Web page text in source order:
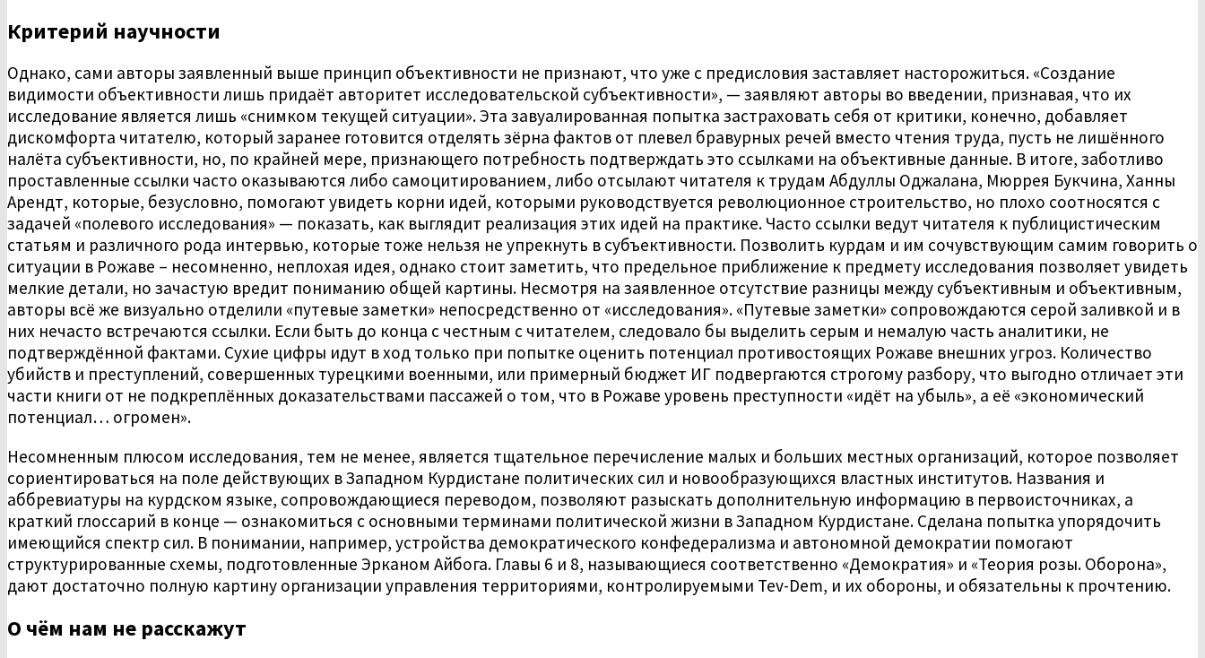
Критерий научности
Однако, сами авторы заявленный выше принцип объективности не признают, что уже с предисловия заставляет насторожиться. «Создание
видимости объективности лишь придаёт авторитет исследовательской субъективности», — заявляют авторы во введении, признавая, что их
исследование является лишь «снимком текущей ситуации». Эта завуалированная попытка застраховать себя от критики, конечно, добавляет
дискомфорта читателю, который заранее готовится отделять зёрна фактов от плевел бравурных речей вместо чтения труда, пусть не лишённого
налёта субъективности, но, по крайней мере, признающего потребность подтверждать это ссылками на объективные данные. В итоге, заботливо
проставленные ссылки часто оказываются либо самоцитированием, либо отсылают читателя к трудам Абдуллы Оджалана, Мюррея Букчина, Ханны
Арендт, которые, безусловно, помогают увидеть корни идей, которыми руководствуется революционное строительство, но плохо соотносятся с
задачей «полевого исследования» — показать, как выглядит реализация этих идей на практике. Часто ссылки ведут читателя к публицистическим
статьям и различного рода интервью, которые тоже нельзя не упрекнуть в субъективности. Позволить курдам и им сочувствующим самим говорить о
ситуации в Рожаве – несомненно, неплохая идея, однако стоит заметить, что предельное приближение к предмету исследования позволяет увидеть
мелкие детали, но зачастую вредит пониманию общей картины. Несмотря на заявленное отсутствие разницы между субъективным и объективным,
авторы всё же визуально отделили «путевые заметки» непосредственно от «исследования». «Путевые заметки» сопровождаются серой заливкой и в
них нечасто встречаются ссылки. Если быть до конца с честным с читателем, следовало бы выделить серым и немалую часть аналитики, не
подтверждённой фактами. Сухие цифры идут в ход только при попытке оценить потенциал противостоящих Рожаве внешних угроз. Количество
убийств и преступлений, совершенных турецкими военными, или примерный бюджет ИГ подвергаются строгому разбору, что выгодно отличает эти
части книги от не подкреплённых доказательствами пассажей о том, что в Рожаве уровень преступности «идёт на убыль», а её «экономический
потенциал… огромен».
Несомненным плюсом исследования, тем не менее, является тщательное перечисление малых и больших местных организаций, которое позволяет
сориентироваться на поле действующих в Западном Курдистане политических сил и новообразующихся властных институтов. Названия и
аббревиатуры на курдском языке, сопровождающиеся переводом, позволяют разыскать дополнительную информацию в первоисточниках, а
краткий глоссарий в конце — ознакомиться с основными терминами политической жизни в Западном Курдистане. Сделана попытка упорядочить
имеющийся спектр сил. В понимании, например, устройства демократического конфедерализма и автономной демократии помогают
структурированные схемы, подготовленные Эрканом Айбога. Главы 6 и 8, называющиеся соответственно «Демократия» и «Теория розы. Оборона»,
дают достаточно полную картину организации управления территориями, контролируемыми Tev-Dem, и их обороны, и обязательны к прочтению.
О чём нам не расскажут